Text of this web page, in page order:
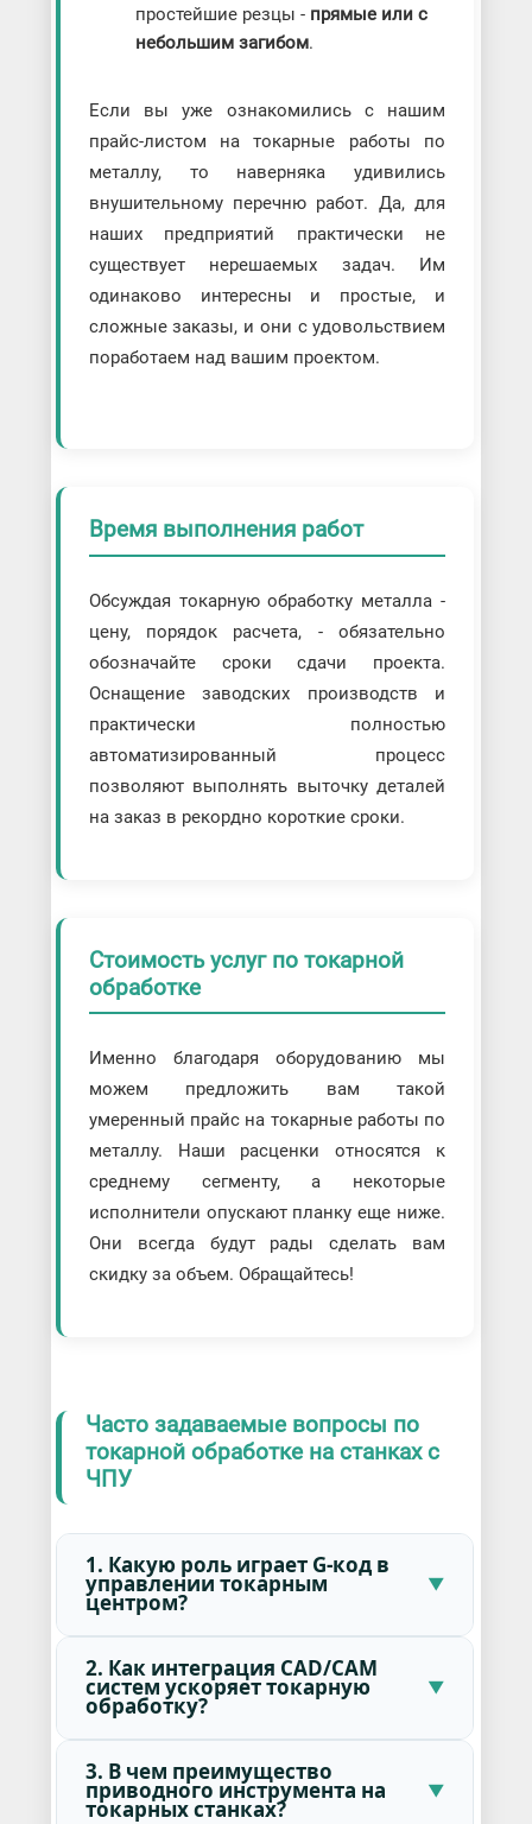
простейшие резцы - прямые или с
небольшим загибом.
Если вы уже ознакомились с нашим
прайс-листом на токарные работы по
металлу, то наверняка удивились
внушительному перечню работ. Да, для
наших предприятий практически не
существует нерешаемых задач. Им
одинаково интересны и простые, и
сложные заказы, и они с удовольствием
поработаем над вашим проектом.
Время выполнения работ
Обсуждая токарную обработку металла -
цену, порядок расчета, - обязательно
обозначайте сроки сдачи проекта.
Оснащение заводских производств и
практически полностью
автоматизированный процесс
позволяют выполнять выточку деталей
на заказ в рекордно короткие сроки.
Стоимость услуг по токарной
обработке
Именно благодаря оборудованию мы
можем предложить вам такой
умеренный прайс на токарные работы по
металлу. Наши расценки относятся к
среднему сегменту, а некоторые
исполнители опускают планку еще ниже.
Они всегда будут рады сделать вам
скидку за объем. Обращайтесь!
Часто задаваемые вопросы по
токарной обработке на станках с
ЧПУ
1. Какую роль играет G-код в
управлении токарным
центром?
2. Как интеграция CAD/CAM
систем ускоряет токарную
обработку?
3. В чем преимущество
приводного инструмента на
токарных станках?